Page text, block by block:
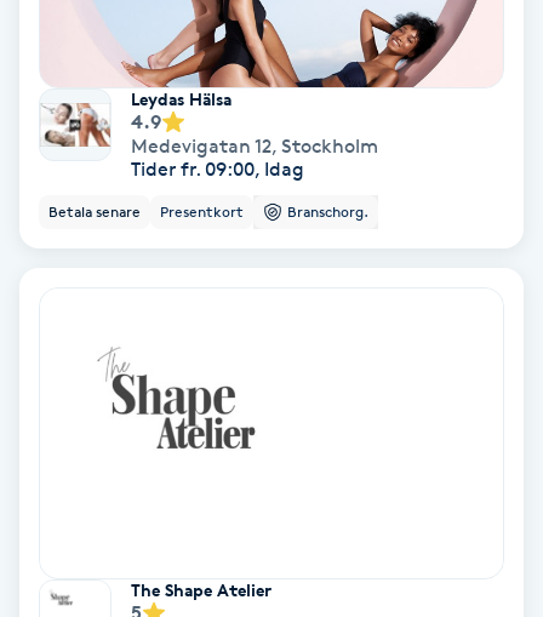
PRP (Platelet Rich Plasma)
Reflexologi
Leydas Hälsa
4.9
Medevigatan 12, Stockholm
Tider fr. 09:00, Idag
Betala senare Presentkort Branschorg.
The Shape Atelier
5